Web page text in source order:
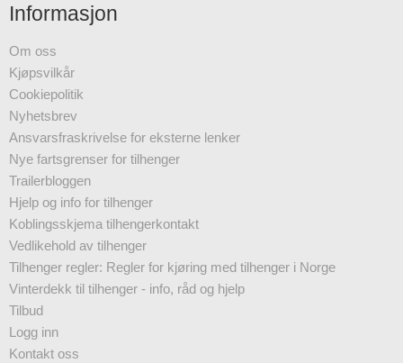
Informasjon
Om oss
Kjøpsvilkår
Cookiepolitik
Nyhetsbrev
Ansvarsfraskrivelse for eksterne lenker
Nye fartsgrenser for tilhenger
Trailerbloggen
Hjelp og info for tilhenger
Koblingsskjema tilhengerkontakt
Vedlikehold av tilhenger
Tilhenger regler: Regler for kjøring med tilhenger i Norge
Vinterdekk til tilhenger - info, råd og hjelp
Tilbud
Logg inn
Kontakt oss